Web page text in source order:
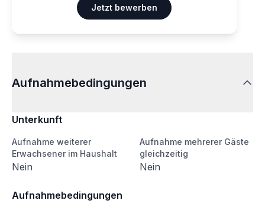
Jetzt bewerben
Aufnahmebedingungen
Unterkunft
Aufnahme weiterer
Erwachsener im Haushalt
Nein
Aufnahme mehrerer Gäste
gleichzeitig
Nein
Aufnahmebedingungen